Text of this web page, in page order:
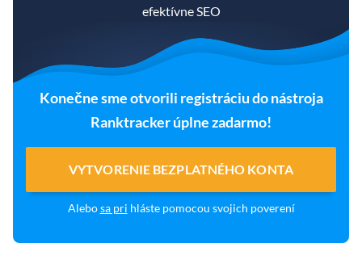
efektívne SEO
Konečne sme otvorili registráciu do nástroja
Ranktracker úplne zadarmo!
VYTVORENIE BEZPLATNÉHO KONTA
Alebosa pri hláste pomocou svojich poverení